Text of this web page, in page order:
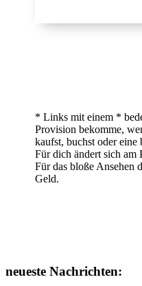
* Links mit einem *
Provision bekomme,
kaufst, buchst oder
Für dich ändert sich am
Für das bloße Ansehen
Geld.
neueste Nachrichten: